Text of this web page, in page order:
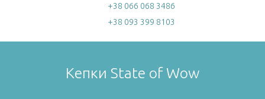
+38 066 068 3486
+38 093 399 8103
Кепки State of Wow